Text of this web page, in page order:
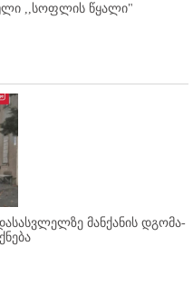
,,სოფლის წყალი"
მანქანის დგომა-